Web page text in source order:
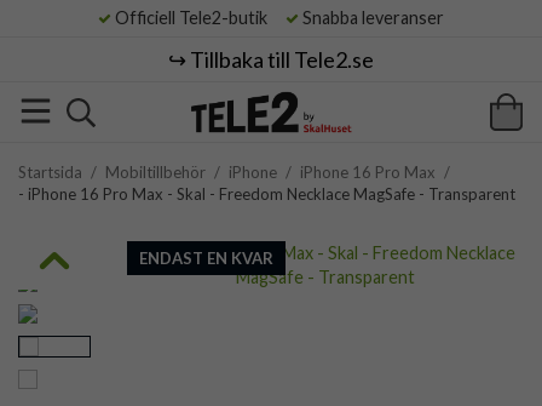
Officiell Tele2-butik Snabba leveranser
↪️ Tillbaka till Tele2.se
Startsida / Mobiltillbehör / iPhone / iPhone 16 Pro Max /
- iPhone 16 Pro Max - Skal - Freedom Necklace MagSafe - Transparent
ENDAST EN KVAR